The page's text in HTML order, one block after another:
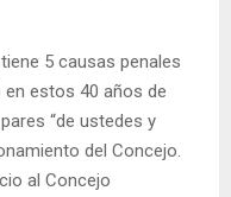
5 causas penales
estos 40 años de
“de ustedes y
del Concejo.
al Concejo